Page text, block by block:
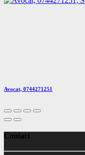
Avocat, 0744271251
Contact